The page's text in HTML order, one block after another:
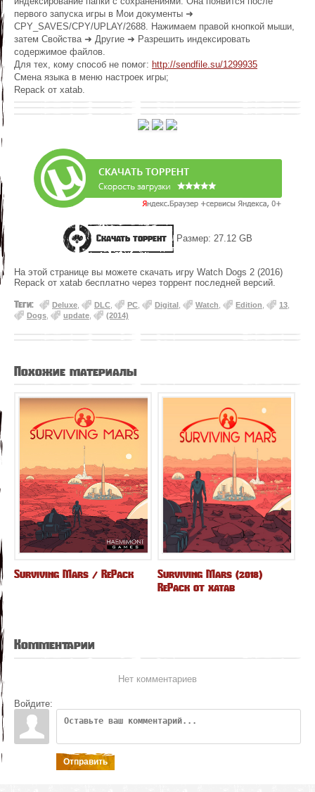
первого запуска игры в Мои документы ➜
CPY_SAVES/CPY/UPLAY/2688. Нажимаем правой кнопкой мыши,
затем Свойства ➜ Другие ➜ Разрешить индексировать
содержимое файлов.
Для тех, кому способ не помог: http://sendfile.su/1299935
Смена языка в меню настроек игры;
Repack от xatab.
Скачать торрент Размер: 27.12 GB
На этой странице вы можете скачать игру Watch Dogs 2 (2016)
Repack от xatab бесплатно через торрент последней версий.
Теги: Deluxe DLC PC Digital Watch Edition 13
Dogs
update (2014)
Похожие материалы
Surviving Mars / RePack
Surviving Mars (2018)
RePack от xatab
Комментарии
Нет комментариев
Войдите:
Отправить